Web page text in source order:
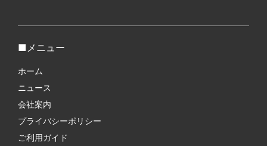
メニュー
ホーム
ニュース
会社案内
プライバシーポリシー
ご利用ガイド